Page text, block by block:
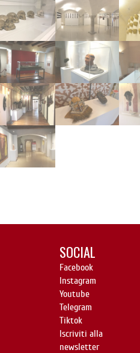
SOCIAL
Facebook
Instagram
Youtube
Telegram
Tiktok
Iscriviti alla
newsletter